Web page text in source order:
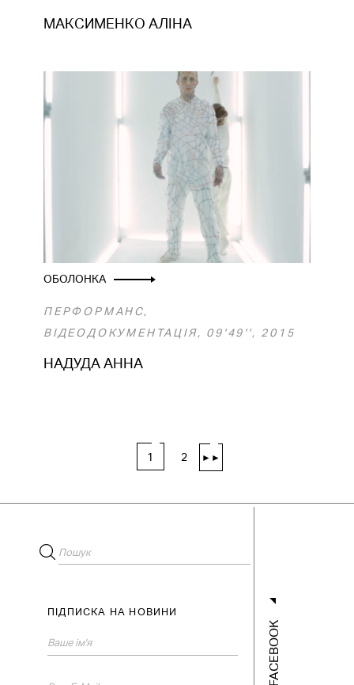
МАКСИМЕНКО АЛІНА
ОБОЛОНКА
ПЕРФОРМАНС,
ВІДЕОДОКУМЕНТАЦІЯ, 09'49'', 2015
НАДУДА АННА
1 2 ►►
ПІДПИСКА НА НОВИНИ
FACEBOOK